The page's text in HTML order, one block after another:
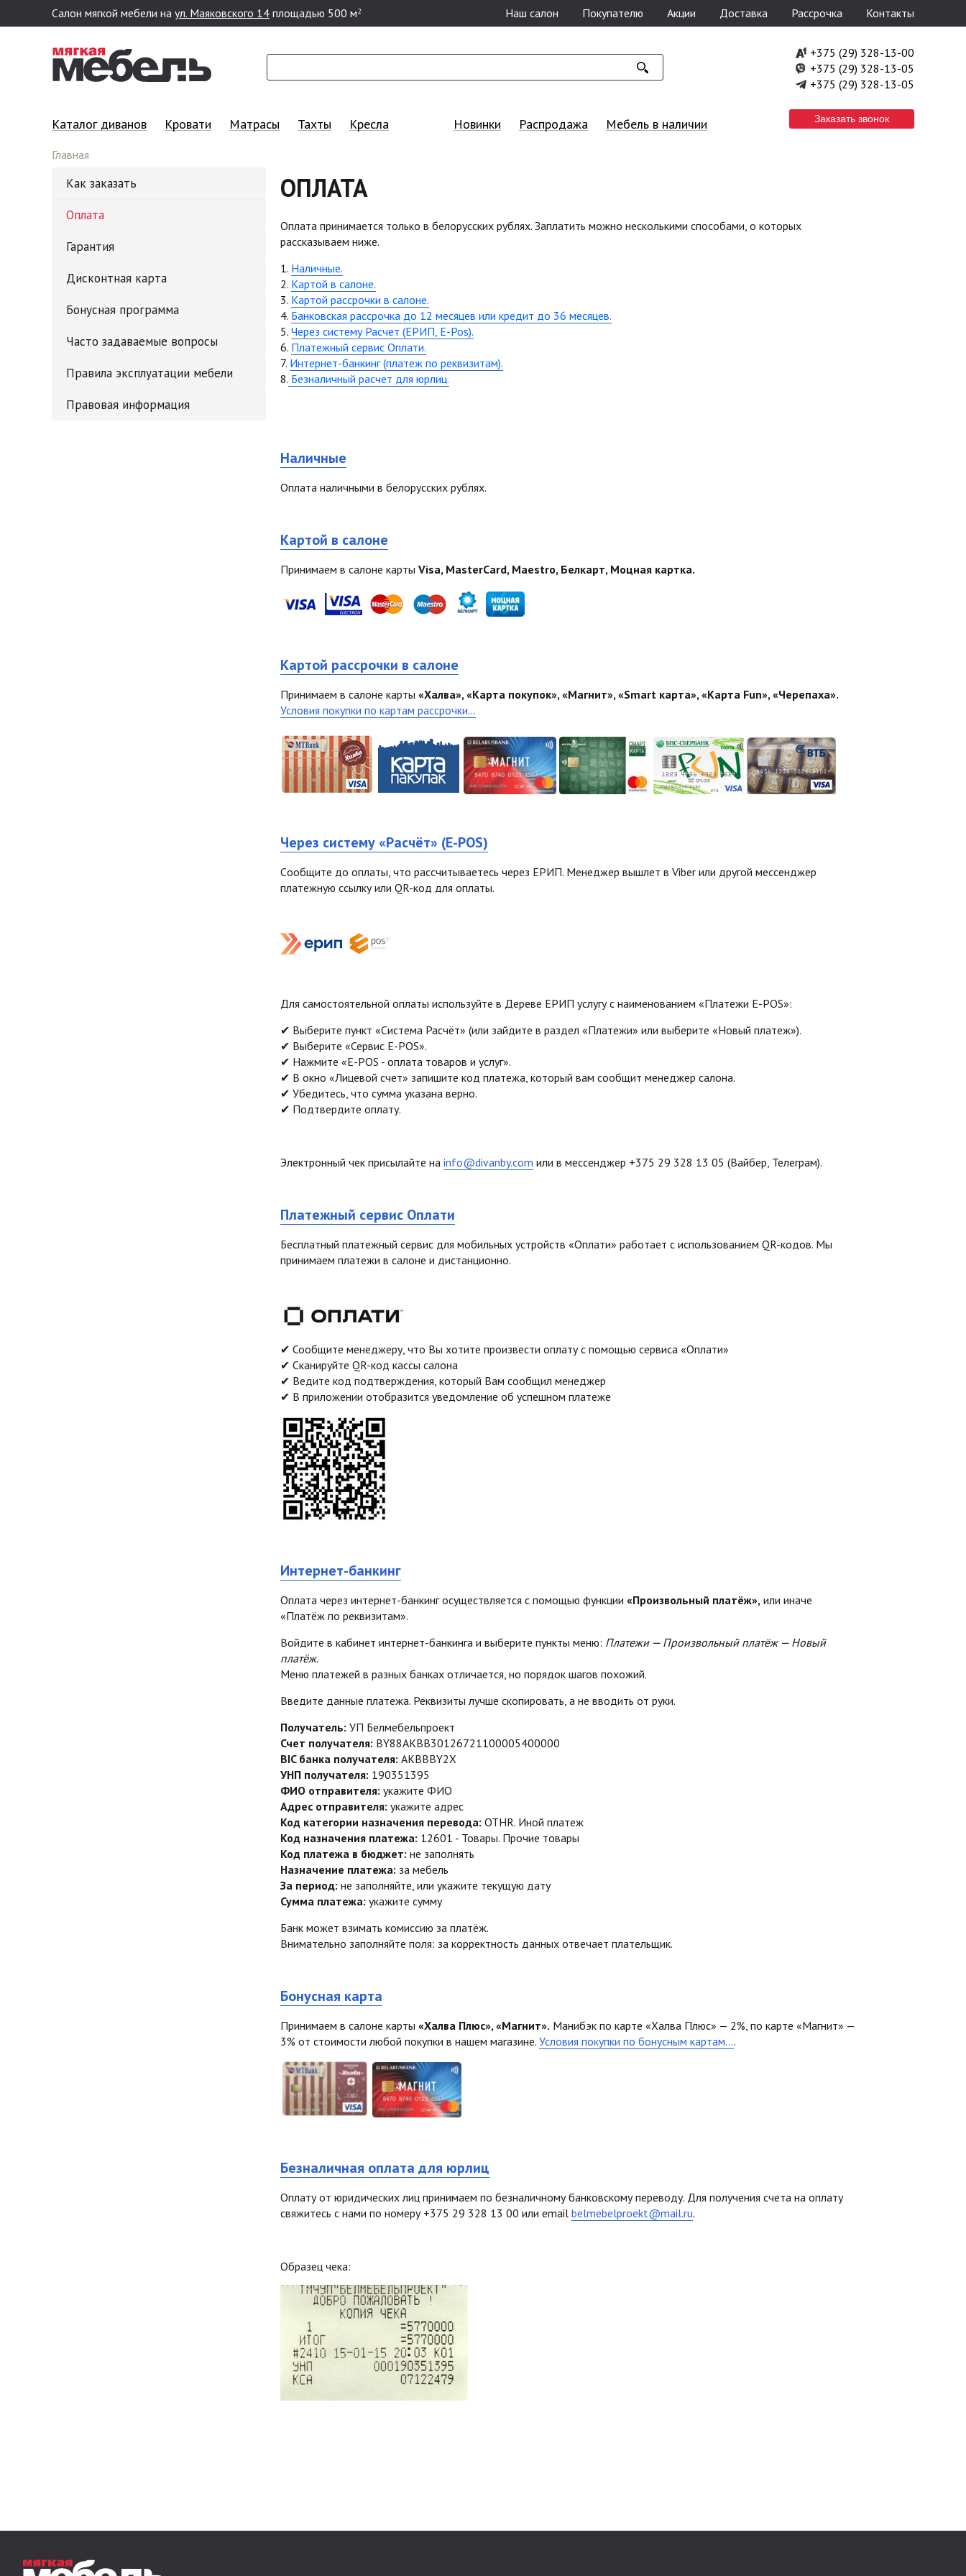
Перейти к основному содержанию
Салон мягкой мебели на ул. Маяковского 14 площадью 500 м2 Наш салон Покупателю Акции Доставка Рассрочка Контакты
+375 (29) 328-13-00
+375 (29) 328-13-05
+375 (29) 328-13-05
Заказать звонок
Каталог диванов Кровати Матрасы Тахты Кресла Новинки Распродажа Мебель в наличии
Главная
Как заказать
Оплата
Гарантия
Дисконтная карта
Бонусная программа
Часто задаваемые вопросы
Правила эксплуатации мебели
Правовая информация
ОПЛАТА
Оплата принимается только в белорусских рублях. Заплатить можно несколькими способами, о которых
рассказываем ниже.
1. Наличные.
2. Картой в салоне.
3. Картой рассрочки в салоне.
4. Банковская рассрочка до 12 месяцев или кредит до 36 месяцев.
5. Через систему Расчет (ЕРИП, E-Pos).
6. Платежный сервис Оплати.
7. Интернет-банкинг (платеж по реквизитам).
8. Безналичный расчет для юрлиц.
Наличные
Оплата наличными в белорусских рублях.
Картой в салоне
Принимаем в салоне карты Visa, MasterCard, Maestro, Белкарт, Моцная картка.
Картой рассрочки в салоне
Принимаем в салоне карты «Халва», «Карта покупок», «Магнит», «Smart карта», «Карта Fun», «Черепаха».
Условия покупки по картам рассрочки...
Через систему «Расчёт» (E-POS)
Cообщите до оплаты, что рассчитываетесь через ЕРИП. Менеджер вышлет в Viber или другой мессенджер
платежную ссылку или QR-код для оплаты.
Для самостоятельной оплаты используйте в Дереве ЕРИП услугу с наименованием «Платежи E-POS»:
✔ Выберите пункт «Система Расчёт» (или зайдите в раздел «Платежи» или выберите «Новый платеж»).
✔ Выберите «Сервис E-POS».
✔ Нажмите «E-POS - оплата товаров и услуг».
✔ В окно «Лицевой счет» запишите код платежа, который вам сообщит менеджер салона.
✔ Убедитесь, что сумма указана верно.
✔ Подтвердите оплату.
Электронный чек присылайте на info@divanby.com или в мессенджер +375 29 328 13 05 (Вайбер, Телеграм).
Платежный сервис Оплати
Бесплатный платежный сервис для мобильных устройств «Оплати» работает с использованием QR-кодов. Мы
принимаем платежи в салоне и дистанционно.
✔ Сообщите менеджеру, что Вы хотите произвести оплату с помощью сервиса «Оплати»
✔ Сканируйте QR-код кассы салона
✔ Ведите код подтверждения, который Вам сообщил менеджер
✔ В приложении отобразится уведомление об успешном платеже
Интернет-банкинг
Оплата через интернет-банкинг осуществляется с помощью функции «Произвольный платёж», или иначе
«Платёж по реквизитам».
Войдите в кабинет интернет-банкинга и выберите пункты меню: Платежи — Произвольный платёж — Новый
платёж.
Меню платежей в разных банках отличается, но порядок шагов похожий.
Введите данные платежа. Реквизиты лучше скопировать, а не вводить от руки.
Получатель: УП Белмебельпроект
Счет получателя: BY88AKBB30126721100005400000
BIC банка получателя: AKBBBY2X
УНП получателя: 190351395
ФИО отправителя: укажите ФИО
Адрес отправителя: укажите адрес
Код категории назначения перевода: OTHR. Иной платеж
Код назначения платежа: 12601 - Товары. Прочие товары
Код платежа в бюджет: не заполнять
Назначение платежа: за мебель
За период: не заполняйте, или укажите текущую дату
Сумма платежа: укажите сумму
Банк может взимать комиссию за платёж.
Внимательно заполняйте поля: за корректность данных отвечает плательщик.
Бонусная карта
Принимаем в салоне карты «Халва Плюс», «Магнит». Манибэк по карте «Халва Плюс» — 2%, по карте «Магнит» —
3% от стоимости любой покупки в нашем магазине. Условия покупки по бонусным картам....
Безналичная оплата для юрлиц
Оплату от юридических лиц принимаем по безналичному банковскому переводу. Для получения счета на оплату
свяжитесь с нами по номеру +375 29 328 13 00 или email belmebelproekt@mail.ru.
Образец чека: